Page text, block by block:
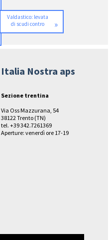
Valdastico: levata
di scudi contro
»
Italia Nostra aps
Sezione trentina
Via Oss Mazzurana, 54
38122 Trento (TN)
tel. +39 342.7261369
Aperture: venerdì ore 17-19